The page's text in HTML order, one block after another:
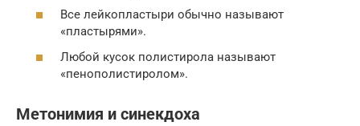
Все лейкопластыри обычно называют
«пластырями».
Любой кусок полистирола называют
«пенополистиролом».
Метонимия и синекдоха